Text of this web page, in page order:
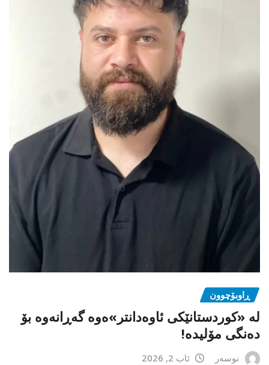
ڕاوبۆچوون
لە «کوردستانێکی ئاوەدانتر»ەوە گەڕانەوە بۆ
دەنگی مۆلیدە!
نوسەر ئاب 2, 2026